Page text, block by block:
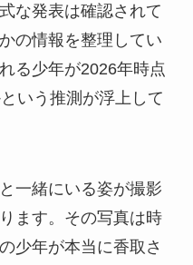
な発表は確認されて
の情報を整理してい
る少年が2026年時点
いう推測が浮上して
一緒にいる姿が撮影
ます。その写真は時
少年が本当に香取さ